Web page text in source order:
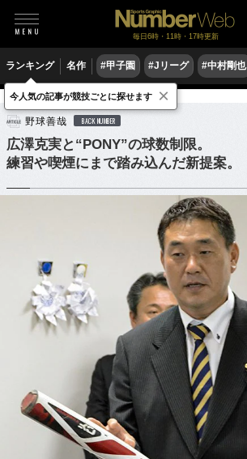
毎日6時・11時・17時更新
ランキング 名作 #甲子園 #Jリーグ #中村剛也
野球 プロ野球 ドラフト会議
野球善哉 BACK NUMBER
広澤克実と“PONY”の球数制限。
練習や喫煙にまで踏み込んだ新提案。
今人気の記事が競技ごとに探せます ×